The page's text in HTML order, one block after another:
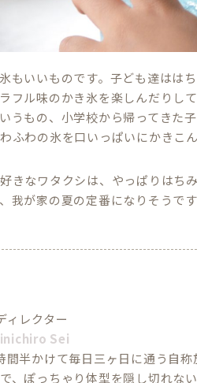
もいいものです。子ども達はは
フル味のかき氷を楽しんだりして
うもの、小学校から帰ってきた
ふわの氷を口いっぱいにかきこん
きなワタクシは、やっぱりはち
我が家の夏の定番になりそうです
ィレクター
Sei
間半かけて毎日三ヶ日に通う自
、ぽっちゃり体型を隠し切れな